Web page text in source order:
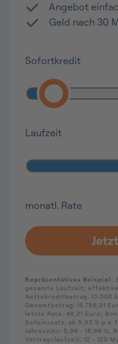
Angebot
Geld nach 30